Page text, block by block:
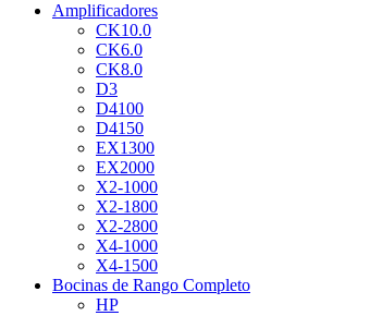
Amplificadores
CK10.0
CK6.0
CK8.0
D3
D4100
D4150
EX1300
EX2000
X2-1000
X2-1800
X2-2800
X4-1000
X4-1500
Bocinas de Rango Completo
HP